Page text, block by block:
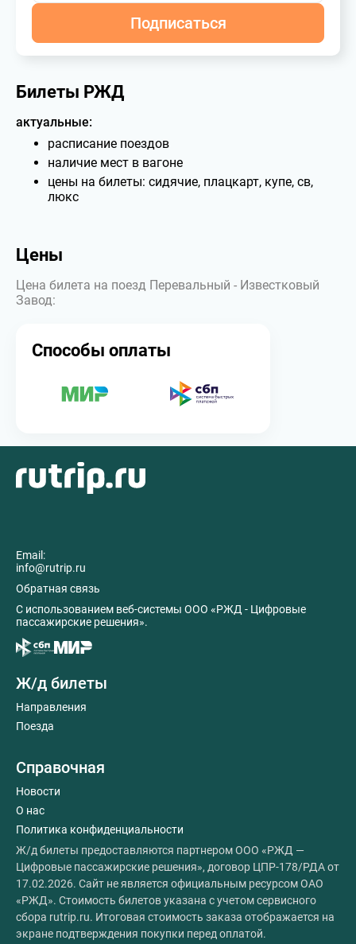
Подписаться
Билеты РЖД
актуальные:
расписание поездов
наличие мест в вагоне
цены на билеты: сидячие, плацкарт, купе, св,
люкс
Цены
Цена билета на поезд Перевальный - Известковый
Завод:
Способы оплаты
Email:
info@rutrip.ru
Обратная связь
C использованием веб-системы ООО «РЖД - Цифровые
пассажирские решения».
Ж/д билеты
Направления
Поезда
Справочная
Новости
О нас
Политика конфиденциальности
Ж/д билеты предоставляются партнером ООО «РЖД —
Цифровые пассажирские решения», договор ЦПР-178/РДА от
17.02.2026. Сайт не является официальным ресурсом ОАО
«РЖД». Стоимость билетов указана с учетом сервисного
сбора rutrip.ru. Итоговая стоимость заказа отображается на
экране подтверждения покупки перед оплатой.